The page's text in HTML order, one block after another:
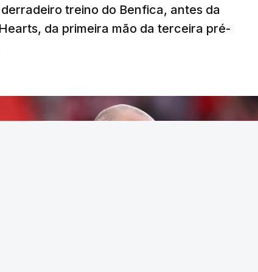
treino do Benfica, antes da
da primeira mão da terceira pré-